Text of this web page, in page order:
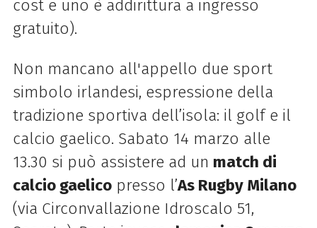
cost e uno è addirittura a ingresso
gratuito).
Non mancano all'appello due sport
simbolo irlandesi, espressione della
tradizione sportiva dell’isola: il golf e il
calcio gaelico. Sabato 14 marzo alle
13.30 si può assistere ad un match di
calcio gaelicopresso l’As Rugby Milano
(via Circonvallazione Idroscalo 51,